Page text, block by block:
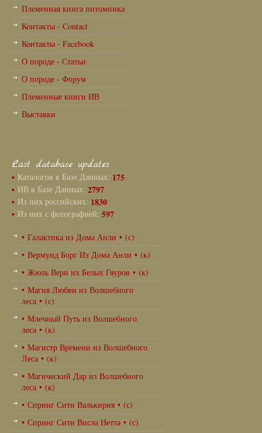
Племенная книга питомника
Контакты - Contact
Контакты - Facebook
О породе - Статьи
О породе - Форум
Племенные книги ИВ
Выставки
Last database updates
• Каталогов в Базе Данных: 175
• ИВ в Базе Данных: 2797
• Из них российских: 1830
• Из них с фотографией: 597
• Галактика из Дома Анли • (с)
• Вермунд Борг Из Дома Анли • (к)
• Жюль Верн их Белых Гяуров • (к)
• Магия Любви из Волшебного
леса • (с)
• Млечный Путь из Волшебного
леса • (к)
• Магистр Времени из Волшебного
Леса • (к)
• Магический Дар из Волшебного
леса • (к)
• Спринг Сити Валькирия • (с)
• Спринг Сити Висла Нетта • (с)